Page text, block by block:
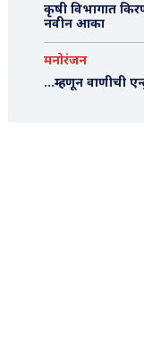
कृषी विभागात
नवीन आका
मनोरंजन
…म्हणून वाणीची